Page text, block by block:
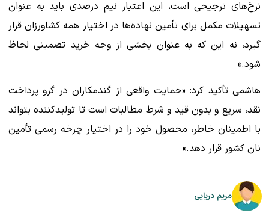
نرخ‌های ترجیحی است، این اعتبار نیم درصدی باید به عنوان
تسهیلات مکمل برای تأمین نهاده‌ها در اختیار همه کشاورزان قرار
گیرد، نه این که به عنوان بخشی از وجه خرید تضمینی لحاظ
شود.»
هاشمی تأکید کرد: «حمایت واقعی از گندمکاران در گرو پرداخت
نقد، سریع و بدون قید و شرط مطالبات است تا تولیدکننده بتواند
با اطمینان خاطر، محصول خود را در اختیار چرخه رسمی تأمین
نان کشور قرار دهد.»
مریم دریایی